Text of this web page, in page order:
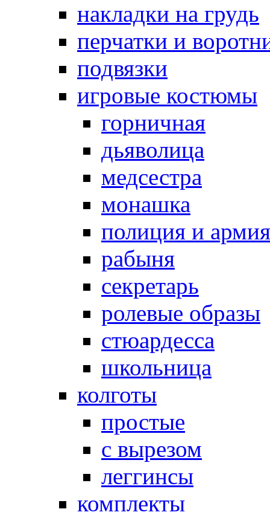
накладки на грудь
перчатки и
подвязки
игровые костюмы
горничная
дьяволица
медсестра
монашка
полиция и армия
рабыня
секретарь
ролевые образы
стюардесса
школьница
колготы
простые
с вырезом
леггинсы
комплекты